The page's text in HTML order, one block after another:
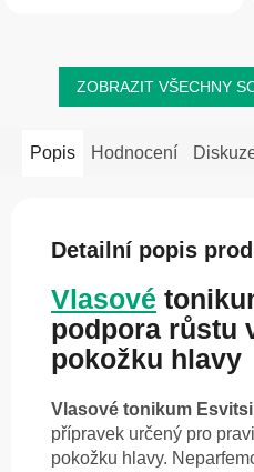
ZOBRAZIT VŠECHNY
Popis Hodnocení
Detailní popis
Vlasové
podpora růstu
pokožku hlavy
Vlasové tonikum
přípravek určený pro
pokožku hlavy.